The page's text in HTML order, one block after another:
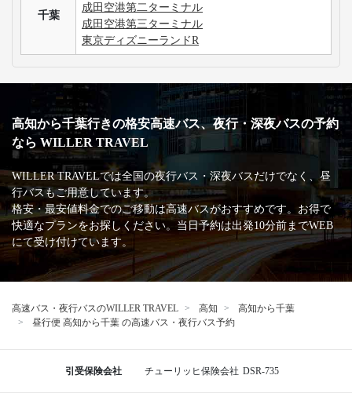
千葉
成田空港第二ターミナル
成田空港第三ターミナル
東京ディズニーランドR
高知から千葉行きの格安高速バス、夜行・深夜バスの予約
なら WILLER TRAVEL
WILLER TRAVELでは全国の夜行バス・深夜バスだけでなく、昼
行バスもご用意しています。
格安・最安値料金でのご移動は高速バスがおすすめです。お得で
快適なプランをお探しください。当日予約は出発10分前までWEB
にて受け付けています。
高速バス・夜行バスのWILLER TRAVEL 高知
高知から千葉
昼行便 高知から千葉 の高速バス・夜行バス予約
引受保険会社 チューリッヒ保険会社 DSR-735